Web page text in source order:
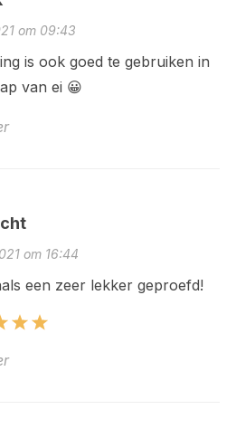
om 09:43
is ook goed te gebruiken in
van ei 😀
om 16:44
een zeer lekker geproefd!